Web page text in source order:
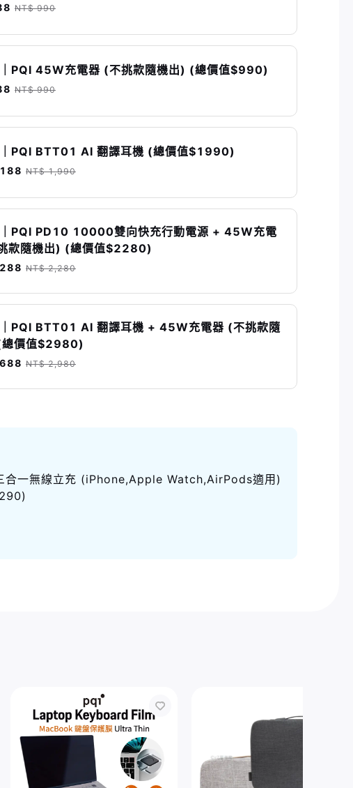
NT$ 990
PQI 45W充電器 (不挑款隨機出) (總價值$990)
NT$ 990
PQI BTT01 AI 翻譯耳機 (總價值$1990)
NT$ 1,990
PQI PD10 10000雙向快充行動電源 + 45W充電
款隨機出) (總價值$2280)
NT$ 2,280
PQI BTT01 AI 翻譯耳機 + 45W充電器 (不挑款隨
價值$2980)
NT$ 2,980
合一無線立充 (iPhone,Apple Watch,AirPods適用)